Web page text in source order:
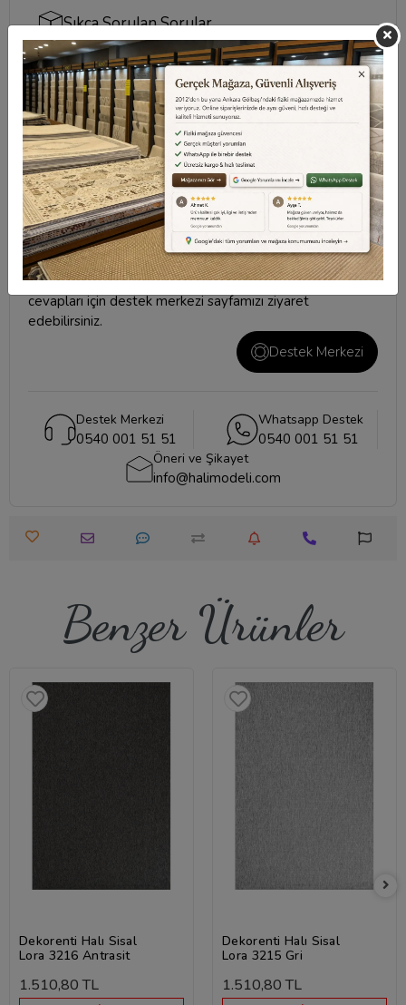
Sıkça Sorulan Sorular
Taksit Seçenekleri
Değerlendirmeler
Destek Merkezi
Aklınızdaki soruların yanıtları ve önemli konuların
cevapları içindestek merkezisayfamızı ziyaret
edebilirsiniz.
Destek Merkezi
Destek Merkezi
0540 001 51 51
Whatsapp Destek
0540 001 51 51
Öneri ve Şikayet
info@halimodeli.com
Benzer Ürünler
Dekorenti Halı Sisal
Lora 3216 Antrasit
1.510,80 TL
Dekorenti Halı Sisal
Lora 3215 Gri
1.510,80 TL